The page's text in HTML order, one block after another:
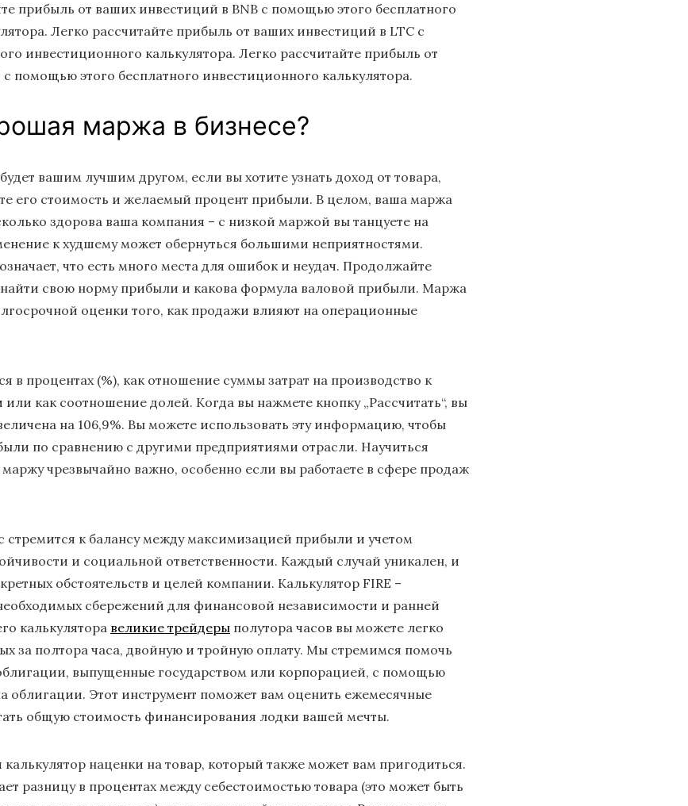
прибыль от ваших инвестиций в BNB с помощью этого бесплатного
Легко рассчитайте прибыль от ваших инвестиций в LTC с
инвестиционного калькулятора. Легко рассчитайте прибыль от
помощью этого бесплатного инвестиционного калькулятора.
маржа в бизнесе?
вашим лучшим другом, если вы хотите узнать доход от товара,
его стоимость и желаемый процент прибыли. В целом, ваша маржа
здорова ваша компания – с низкой маржой вы танцуете на
к худшему может обернуться большими неприятностями.
что есть много места для ошибок и неудач. Продолжайте
найти свою норму прибыли и какова формула валовой прибыли. Маржа
оценки того, как продажи влияют на операционные
в процентах (%), как отношение суммы затрат на производство к
как соотношение долей. Когда вы нажмете кнопку „Рассчитать“, вы
на 106,9%. Вы можете использовать эту информацию, чтобы
по сравнению с другими предприятиями отрасли. Научиться
чрезвычайно важно, особенно если вы работаете в сфере продаж
стремится к балансу между максимизацией прибыли и учетом
и социальной ответственности. Каждый случай уникален, и
обстоятельств и целей компании. Калькулятор FIRE –
сбережений для финансовой независимости и ранней
калькулятора великие трейдеры полутора часов вы можете легко
за полтора часа, двойную и тройную оплату. Мы стремимся помочь
выпущенные государством или корпорацией, с помощью
облигации. Этот инструмент поможет вам оценить ежемесячные
общую стоимость финансирования лодки вашей мечты.
наценки на товар, который также может вам пригодиться.
разницу в процентах между себестоимостью товара (это может быть